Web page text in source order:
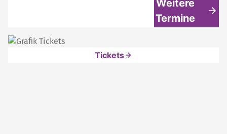
Weitere
Termine
Tickets